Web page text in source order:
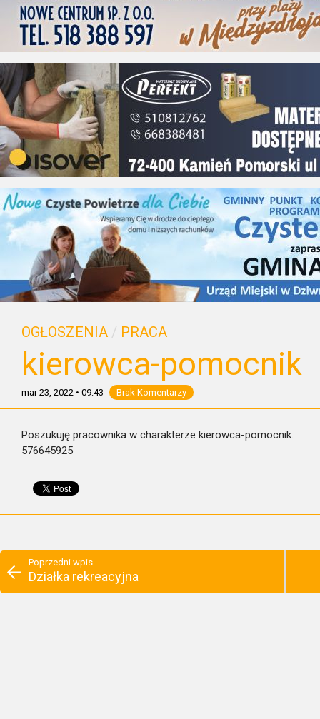
OGŁOSZENIA / PRACA
kierowca-pomocnik
mar 23, 2022 • 09:43 Brak Komentarzy
Poszukuję pracownika w charakterze kierowca-pomocnik.
576645925
Poprzedni wpis
Działka rekreacyjna